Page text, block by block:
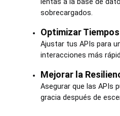
lentas a la base de
sobrecargados.
Optimizar
Ajustar tus APIs para
interacciones más
Mejorar la
Asegurar que las APIs
gracia después de